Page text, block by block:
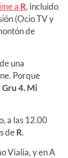
a R, incluido
(Ocio TV y
de
una
Porque
Gru 4. Mi
a las 12.00
deR.
Vialia, y en A